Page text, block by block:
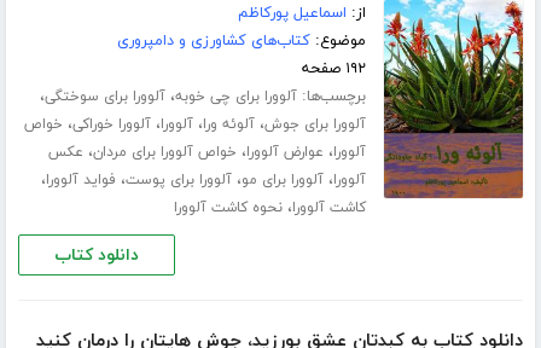
از: اسماعیل پورکاظم
موضوع:کتاب‌های کشاورزی و دامپروری
۱۹۲ صفحه
برچسب‌ها:آلوورا برای چی خوبه،آلوورا برای سوختگی،
آلوورا برای جوش،آلوئه ورا،آلوورا،آلوورا خوراکی، خواص
آلوورا، عوارض آلوورا، خواص آلوورا برای مردان، عکس
آلوورا،آلوورا برای مو،آلوورا برای پوست، فواید آلوورا،
کاشت آلوورا،نحوه کاشت آلوورا
دانلود کتاب
دانلود کتاب به کبدتان عشق بورزید، جوش هایتان را درمان کنید